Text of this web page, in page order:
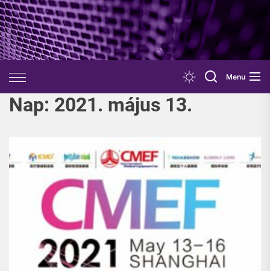
Skip
to
the
content
Menu
Nap: 2021. május 13.